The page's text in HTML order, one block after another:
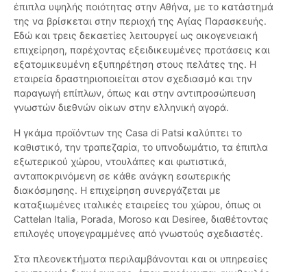
έπιπλα υψηλής ποιότητας στην Αθήνα, με το κατάστημά
της να βρίσκεται στην περιοχή της Αγίας Παρασκευής.
Εδώ και τρεις δεκαετίες λειτουργεί ως οικογενειακή
επιχείρηση, παρέχοντας εξειδικευμένες προτάσεις και
εξατομικευμένη εξυπηρέτηση στους πελάτες της. Η
εταιρεία δραστηριοποιείται στον σχεδιασμό και την
παραγωγή επίπλων, όπως και στην αντιπροσώπευση
γνωστών διεθνών οίκων στην ελληνική αγορά.
Η γκάμα προϊόντων της Casa di Patsi καλύπτει το
καθιστικό, την τραπεζαρία, το υπνοδωμάτιο, τα έπιπλα
εξωτερικού χώρου, ντουλάπες και φωτιστικά,
ανταποκρινόμενη σε κάθε ανάγκη εσωτερικής
διακόσμησης. Η επιχείρηση συνεργάζεται με
καταξιωμένες ιταλικές εταιρείες του χώρου, όπως οι
Cattelan Italia, Porada, Moroso και Desiree, διαθέτοντας
επιλογές υπογεγραμμένες από γνωστούς σχεδιαστές.
Στα πλεονεκτήματα περιλαμβάνονται και οι υπηρεσίες